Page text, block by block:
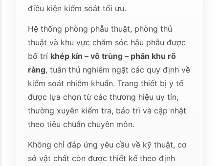
điều kiện kiểm soát tối ưu.
Hệ thống phòng phẫu thuật, phòng thủ
thuật và khu vực chăm sóc hậu phẫu được
bố trí khép kín – vô trùng – phân khu rõ
ràng, tuân thủ nghiêm ngặt các quy định về
kiểm soát nhiễm khuẩn. Trang thiết bị y tế
được lựa chọn từ các thương hiệu uy tín,
thường xuyên kiểm tra, bảo trì và cập nhật
theo tiêu chuẩn chuyên môn.
Không chỉ đáp ứng yêu cầu về kỹ thuật, cơ
sở vật chất còn được thiết kế theo định